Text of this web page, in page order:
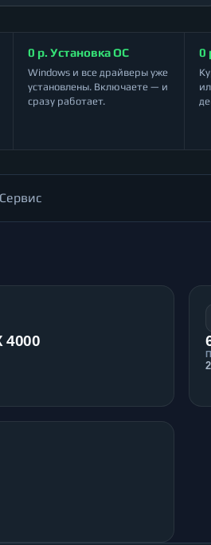
0 р. Установка ОС
Windows и все драйверы уже
установлены. Включаете — и
сразу работает.
0
4000